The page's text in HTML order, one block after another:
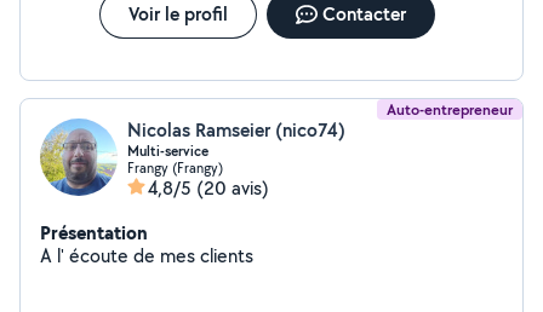
Voir le profil Contacter
Auto-entrepreneur
Nicolas Ramseier (nico74)
Multi-service
Frangy (Frangy)
4,8/5 (20 avis)
Présentation
A l' écoute de mes clients